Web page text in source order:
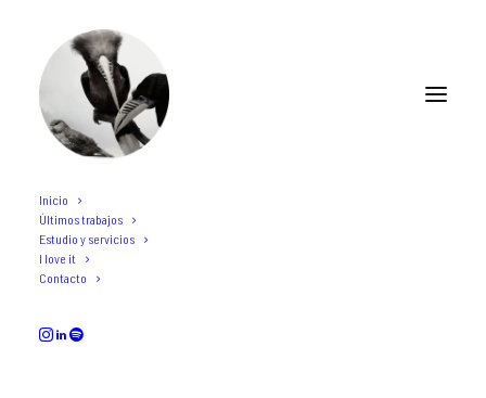
Inicio
Últimos trabajos
Estudio y servicios
I love it
Contacto
Alexandra Triviño Studio